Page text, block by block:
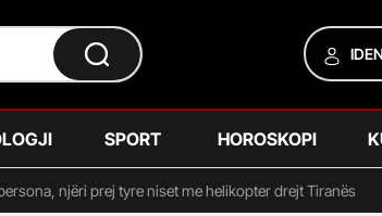
SPORT HOROSKOPI
njëri prej tyre niset me helikopter drejt Tiranës